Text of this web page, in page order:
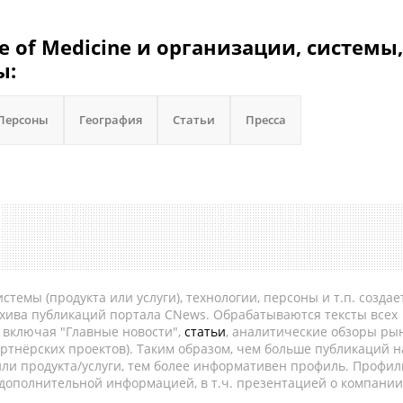
of Medicine и организации, системы,
География Статьи Пресса
(продукта или услуги), технологии, персоны и т.п.
публикаций портала CNews. Обрабатываются тексты всех
включая "Главные новости", статьи, аналитические обзоры
проектов). Таким образом, чем больше публикаций
продукта/услуги, тем более информативен профиль.
информацией, в т.ч. презентацией о